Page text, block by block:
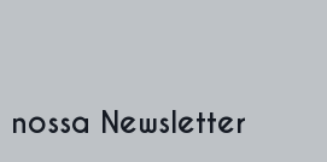
Newsletter